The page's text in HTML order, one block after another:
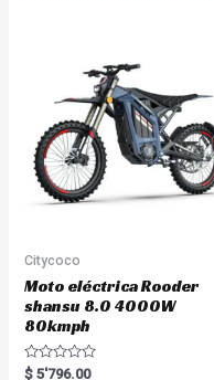
Citycoco
Moto eléctrica Rooder
shansu 8.0 4000W
80kmph
R
$ 5'796.00